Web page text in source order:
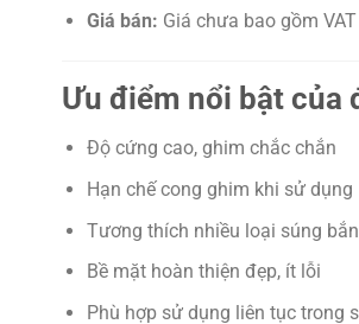
Giá bán: Giá chưa bao gồm VAT
Ưu điểm nổi bật của
Độ cứng cao, ghim chắc chắn
Hạn chế cong ghim khi sử dụng
Tương thích nhiều loại súng
Bề mặt hoàn thiện đẹp, ít lỗi
Phù hợp sử dụng liên tục trong